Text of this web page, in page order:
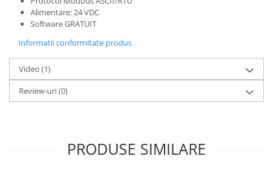
Alimentare: 24 VDC
Software GRATUIT
Informatii conformitate produs
Video (1)
Review-uri(0)
PRODUSE SIMILARE